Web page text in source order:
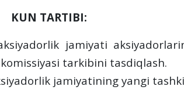
KUN TARTIBI:
jamiyati
tarkibini tasdiqlash.
jamiyatining yangi